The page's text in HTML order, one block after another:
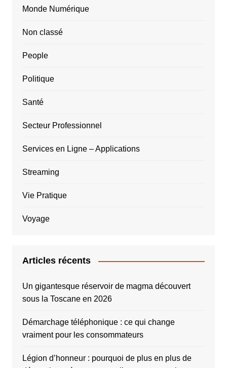
Monde Numérique
Non classé
People
Politique
Santé
Secteur Professionnel
Services en Ligne – Applications
Streaming
Vie Pratique
Voyage
Articles récents
Un gigantesque réservoir de magma découvert
sous la Toscane en 2026
Démarchage téléphonique : ce qui change
vraiment pour les consommateurs
Légion d’honneur : pourquoi de plus en plus de